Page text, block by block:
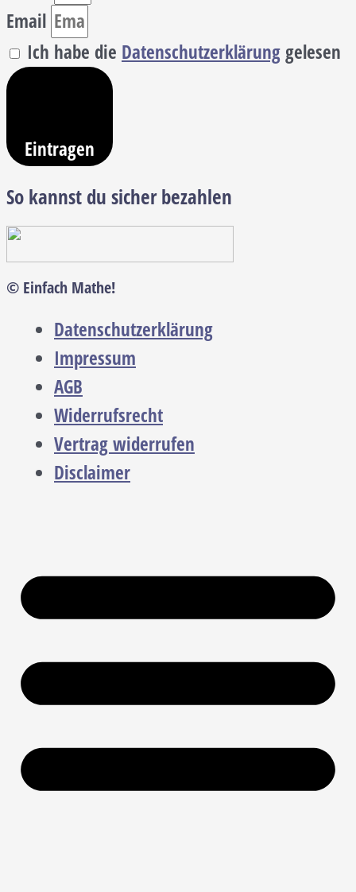
Email
Ich habe die Datenschutzerklärung gelesen
Eintragen
So kannst du sicher bezahlen
© Einfach Mathe!
Datenschutzerklärung
Impressum
AGB
Widerrufsrecht
Vertrag widerrufen
Disclaimer